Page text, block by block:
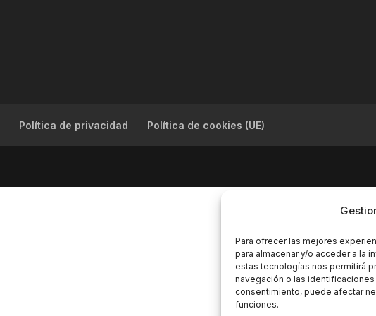
Para ofrecer las mejores
para almacenar y/o acceder a la
estas tecnologías nos permitirá
navegación o las
consentimiento, puede afectar
funciones.
Política de privacidad Política de cookies (UE)